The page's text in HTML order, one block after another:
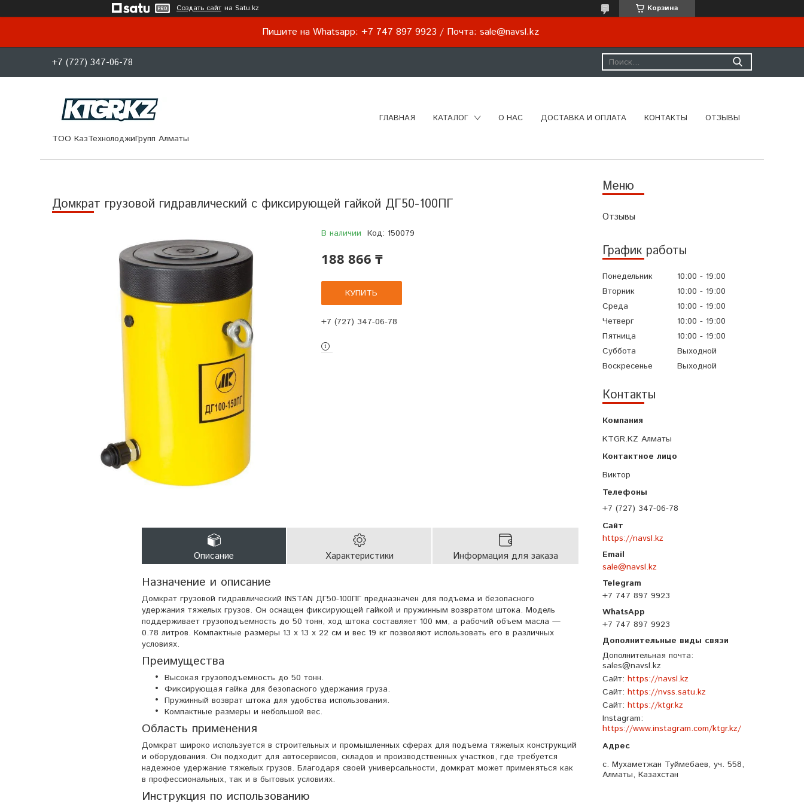
Создать сайт на Satu.kz Корзина
Пишите на Whatsapp: +7 747 897 9923 / Почта: sale@navsl.kz
+7 (727) 347-06-78
ТОО КазТехнолоджиГрупп Алматы
ГЛАВНАЯ КАТАЛОГ О НАС ДОСТАВКА И ОПЛАТА КОНТАКТЫ ОТЗЫВЫ
Отзывы
График работы
Понедельник 10:00
19:00
Вторник
10:00
19:00
Среда
10:00
19:00
Четверг
10:00
19:00
Пятница
10:00
19:00
Суббота
Выходной
Воскресенье
Выходной
Контакты
KTGR.KZ Алматы
Виктор
+7 (727) 347-06-78
https://navsl.kz
sale@navsl.kz
+7 747 897 9923
+7 747 897 9923
Дополнительная почта
sales@navsl.kz
Сайт https://navsl.kz
Сайт https://nvss.satu.kz
Сайт https://ktgr.kz
Instagram
https://www.instagram.com/ktgr.kz/
с. Мухаметжан Туймебаев, уч. 558,
Алматы, Казахстан
Домкрат грузовой гидравлический с фиксирующей гайкой ДГ50-100ПГ
В наличии Код: 150079
188 866 ₸
КУПИТЬ
+7 (727) 347-06-78
Описание Характеристики Информация для заказа
Назначение и описание
Домкрат грузовой гидравлический INSTAN ДГ50-100ПГ предназначен для подъема и безопасного
удержания тяжелых грузов. Он оснащен фиксирующей гайкой и пружинным возвратом штока. Модель
поддерживает грузоподъемность до 50 тонн, ход штока составляет 100 мм, а рабочий объем масла —
0.78 литров. Компактные размеры 13 х 13 х 22 см и вес 19 кг позволяют использовать его в различных
условиях.
Преимущества
Высокая грузоподъемность до 50 тонн.
Фиксирующая гайка для безопасного удержания груза.
Пружинный возврат штока для удобства использования.
Компактные размеры и небольшой вес.
Область применения
Домкрат широко используется в строительных и промышленных сферах для подъема тяжелых конструкций
и оборудования. Он подходит для автосервисов, складов и производственных участков, где требуется
надежное удержание тяжелых грузов. Благодаря своей универсальности, домкрат может применяться как
в профессиональных, так и в бытовых условиях.
Инструкция по использованию